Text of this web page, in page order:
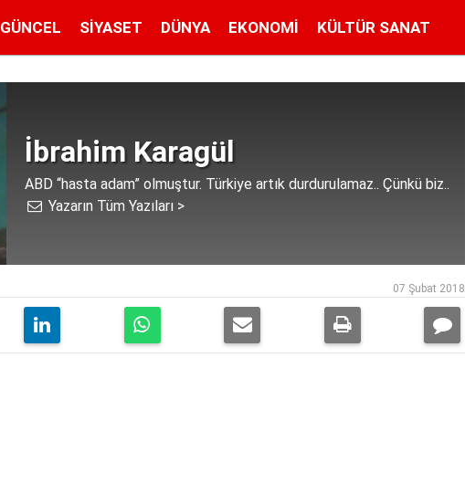
GÜNCEL SIYASET DÜNYA EKONOMI KÜLTÜR SANAT
İbrahim Karagül
ABD “hasta adam” olmuştur. Türkiye artık durdurulamaz.. Çünkü biz..
Yazarın Tüm Yazıları >
07 Şubat 2018